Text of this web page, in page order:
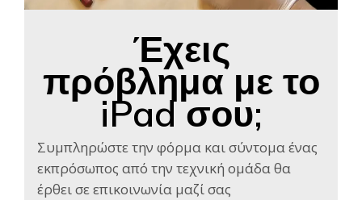
Έχεις
πρόβλημα με το
iPad σου;
Συμπληρώστε την φόρμα και σύντομα ένας
εκπρόσωπος από την τεχνική ομάδα θα
έρθει σε επικοινωνία μαζί σας​